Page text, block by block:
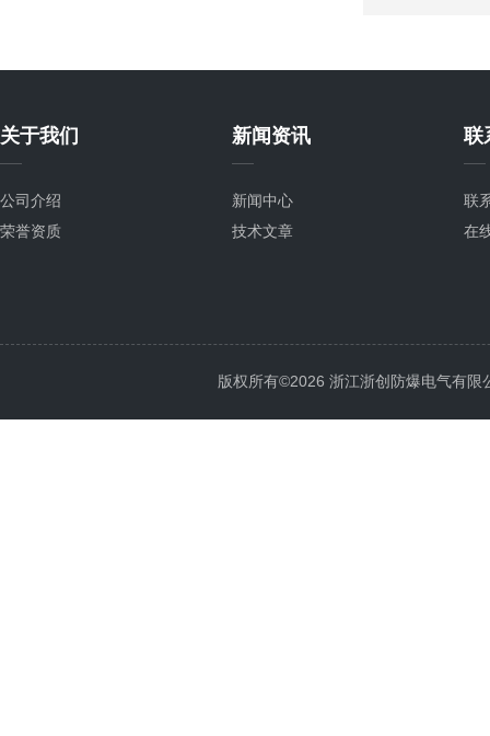
关于我们
公司介绍
荣誉资质
新闻资讯
新闻中心
技术文章
联
联
在
版权所有©2026 浙江浙创防爆电气有